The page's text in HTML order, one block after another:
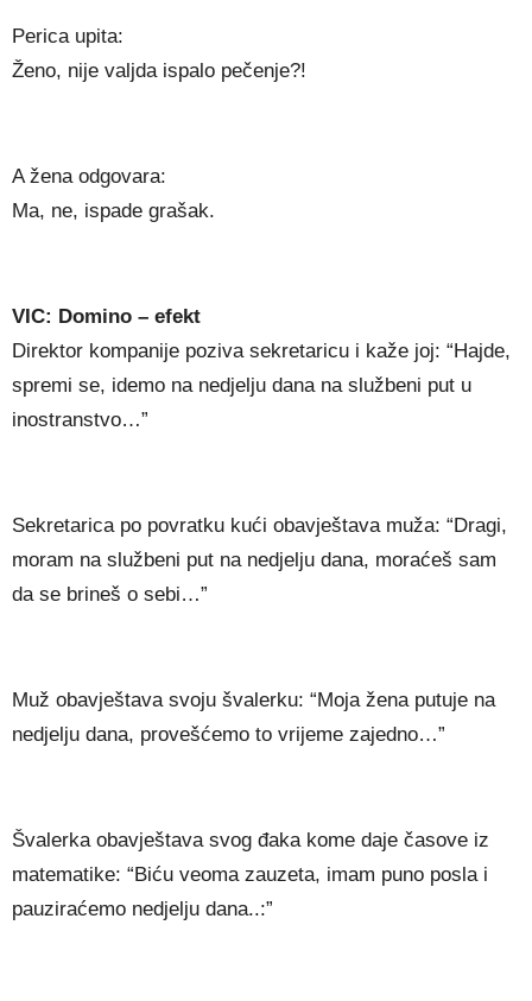
Perica upita:
Ženo, nije valjda ispalo pečenje?!
A žena odgovara:
Ma, ne, ispade grašak.
VIC: Domino – efekt
Direktor kompanije poziva sekretaricu i kaže joj: “Hajde,
spremi se, idemo na nedjelju dana na službeni put u
inostranstvo…”
Sekretarica po povratku kući obavještava muža: “Dragi,
moram na službeni put na nedjelju dana, moraćeš sam
da se brineš o sebi…”
Muž obavještava svoju švalerku: “Moja žena putuje na
nedjelju dana, provešćemo to vrijeme zajedno…”
Švalerka obavještava svog đaka kome daje časove iz
matematike: “Biću veoma zauzeta, imam puno posla i
pauziraćemo nedjelju dana..:”